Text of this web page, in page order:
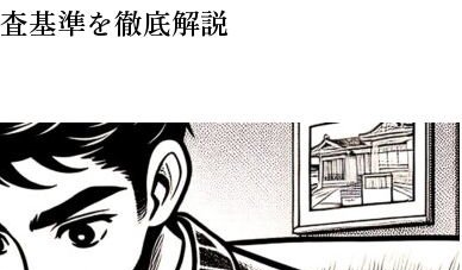
で住宅ローン
金融機関の選
借地権付き物件で住宅ローン
は通る？対応金融機関を徹底
基準を徹底解説